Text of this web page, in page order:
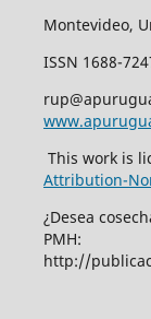
Montevideo,
ISSN 1688-
This work is
Attribution-
¿Desea
PMH:
http://